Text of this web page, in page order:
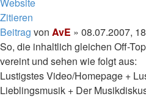
Website
Zitieren
Beitrag von AvE » 08.07.2007,
So, die inhaltlich gleichen Off-
vereint und sehen wie folgt aus:
Lustigstes Video/Homepage +
Lieblingsmusik + Der